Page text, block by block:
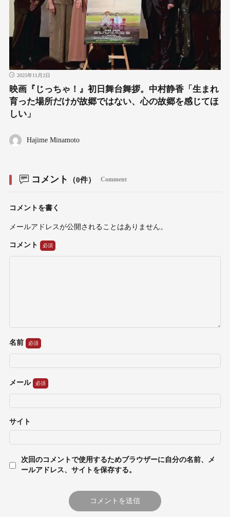
2025年11月2日
映画『じっちゃ！』初日舞台舞拶。中村静香「生まれ
育った場所だけが故郷ではない、心の故郷を感じてほ
しい」
Hajime Minamoto
コメント （0件） Comment
コメントを書く
メールアドレスが公開されることはありません。
コメント
名前
メール
サイト
次回のコメントで使用するためブラウザーに自分の名前、メ
ールアドレス、サイトを保存する。